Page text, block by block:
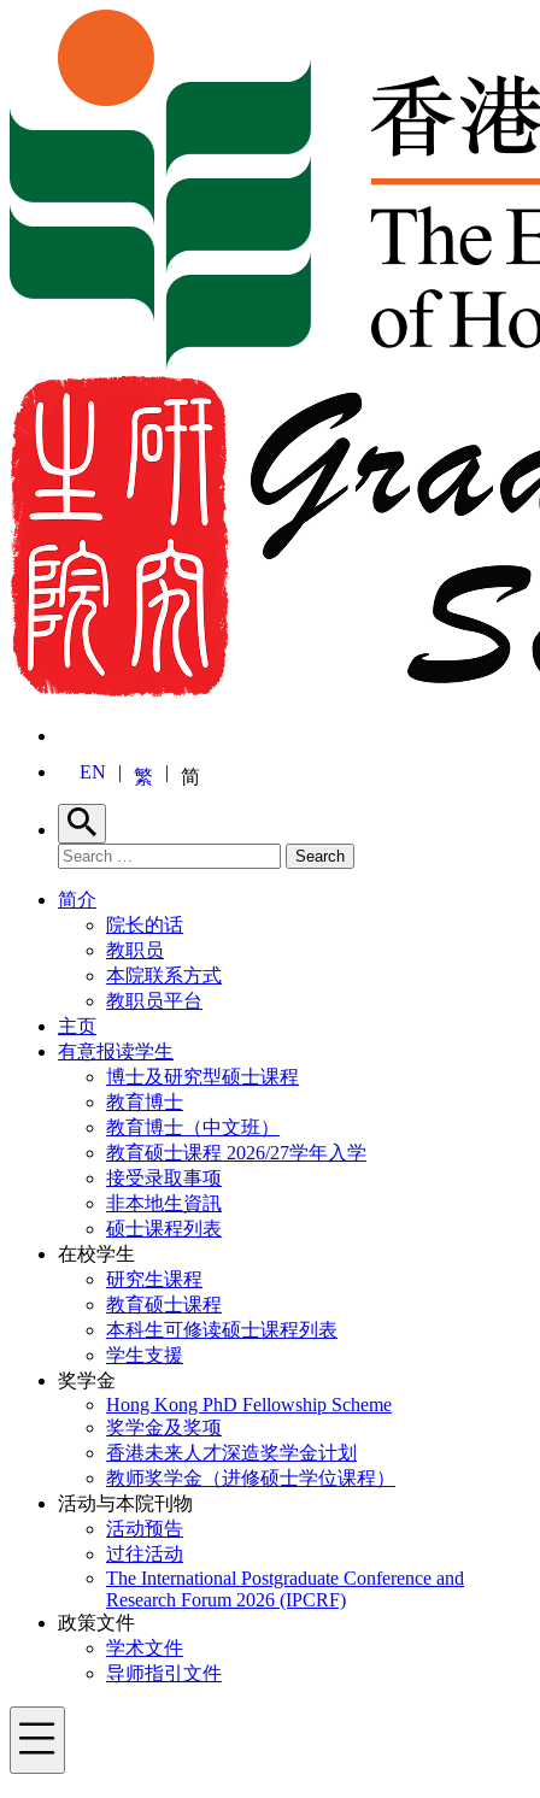
Skip to content
EN 繁 简
Search
Search for: Search
简介
院长的话
教职员
本院联系方式
教职员平台
主页
有意报读学生
博士及研究型硕士课程
教育博士
教育博士（中文班）
教育硕士课程 2026/27学年入学
接受录取事项
非本地生資訊
硕士课程列表
在校学生
研究生课程
教育硕士课程
本科生可修读硕士课程列表
学生支援
奖学金
Hong Kong PhD Fellowship Scheme
奖学金及奖项
香港未来人才深造奖学金计划
教师奖学金（进修硕士学位课程）
活动与本院刊物
活动预告
过往活动
The International Postgraduate Conference and
Research Forum 2026 (IPCRF)
政策文件
学术文件
导师指引文件
Menu